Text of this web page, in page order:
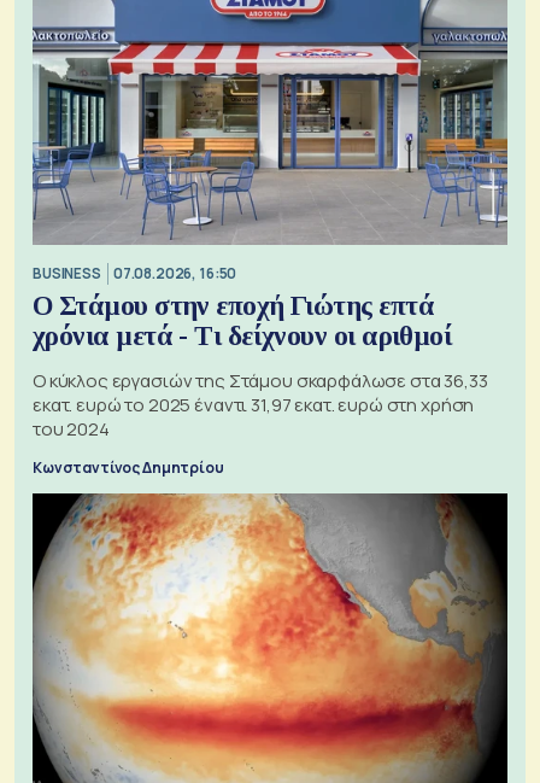
BUSINESS 07.08.2026, 16:50
Ο Στάμου στην εποχή Γιώτης επτά
χρόνια μετά - Τι δείχνουν οι αριθμοί
Ο κύκλος εργασιών της Στάμου σκαρφάλωσε στα 36,33
εκατ. ευρώ το 2025 έναντι 31,97 εκατ. ευρώ στη χρήση
του 2024
Κωνσταντίνος Δημητρίου